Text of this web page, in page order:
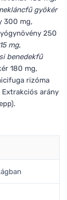
gyökér
300 mg,
250
mg,
benedekfű
180 mg,
rizóma
Extrakciós arány